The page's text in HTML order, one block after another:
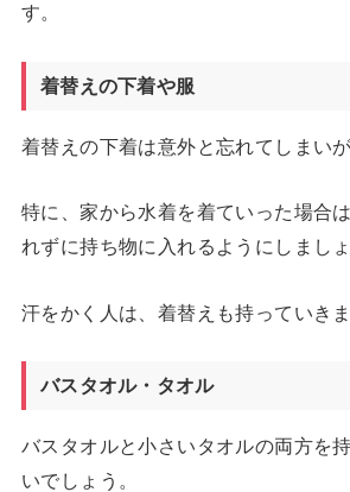
す。
着替えの下着や服
着替えの下着は意外と忘れてしまいが
特に、家から水着を着ていった場合
れずに持ち物に入れるようにしましょ
汗をかく人は、着替えも持っていきま
バスタオル・タオル
バスタオルと小さいタオルの両方を
いでしょう。